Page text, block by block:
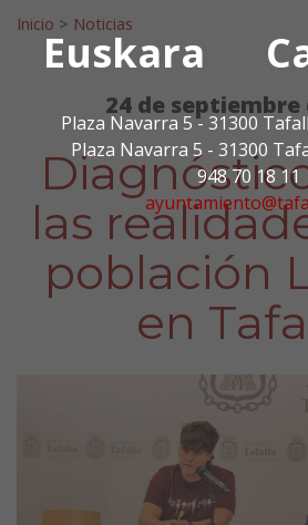
Euskara
Plaza Navarra 5 - 31300
Plaza Navarra 5 - 31300
948 70 18 11
Search for:
Inicio > Noticias
24 de septiembre
las
población
en